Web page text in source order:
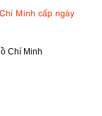
Minh cấp ngày
Chí Minh